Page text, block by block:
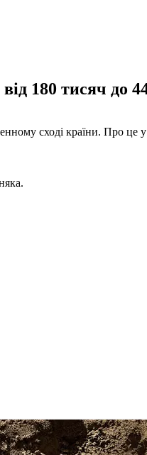
180 тисяч до
сході країни. Про це